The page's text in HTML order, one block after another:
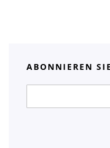
ABONNIEREN
Newsletter: